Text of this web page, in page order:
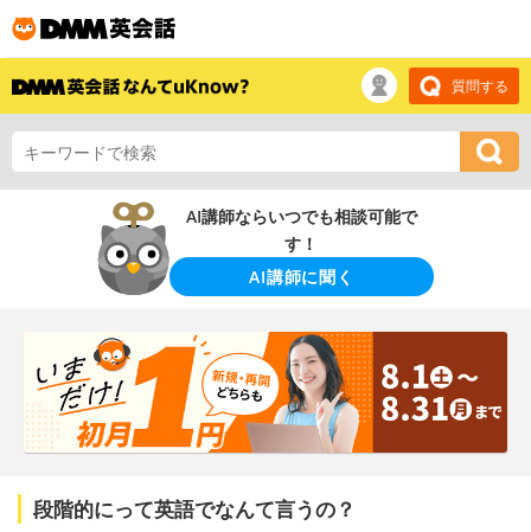
質問する
AI講師ならいつでも相談可能で
す！
AI講師に聞く
段階的にって英語でなんて言うの？